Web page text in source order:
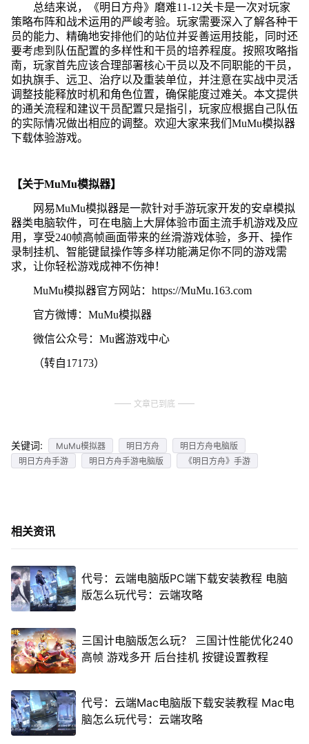
总结来说，《明日方舟》磨难11-12关卡是一次对玩家
策略布阵和战术运用的严峻考验。玩家需要深入了解各种干
员的能力、精确地安排他们的站位并妥善运用技能，同时还
要考虑到队伍配置的多样性和干员的培养程度。按照攻略指
南，玩家首先应该合理部署核心干员以及不同职能的干员，
如执旗手、远卫、治疗以及重装单位，并注意在实战中灵活
调整技能释放时机和角色位置，确保能度过难关。本文提供
的通关流程和建议干员配置只是指引，玩家应根据自己队伍
的实际情况做出相应的调整。欢迎大家来我们MuMu模拟器
下载体验游戏。
【关于MuMu模拟器】
网易MuMu模拟器是一款针对手游玩家开发的安卓模拟
器类电脑软件，可在电脑上大屏体验市面主流手机游戏及应
用，享受240帧高帧画面带来的丝滑游戏体验，多开、操作
录制挂机、智能键鼠操作等多样功能满足你不同的游戏需
求，让你轻松游戏成神不伤神！
MuMu模拟器官方网站：https://MuMu.163.com
官方微博：MuMu模拟器
微信公众号：Mu酱游戏中心
（转自17173）
文章已到底
关键词: MuMu模拟器 明日方舟
明日方舟电脑版
明日方舟手游
明日方舟手游电脑版 《明日方舟》手游
相关资讯
代号：云端电脑版PC端下载安装教程 电脑
版怎么玩代号：云端攻略
三国计电脑版怎么玩？ 三国计性能优化240
高帧 游戏多开 后台挂机 按键设置教程
代号：云端Mac电脑版下载安装教程 Mac电
脑怎么玩代号：云端攻略